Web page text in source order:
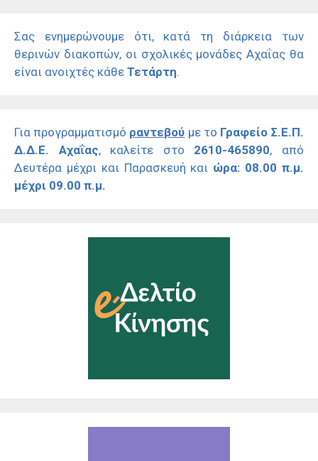
Σας ενημερώνουμε ότι, κατά τη διάρκεια των
θερινών διακοπών, οι σχολικές μονάδες Αχαΐας θα
είναι ανοιχτές κάθε Τετάρτη.
Για προγραμματισμό ραντεβού με το Γραφείο Σ.Ε.Π.
Δ.Δ.Ε. Αχαΐας, καλείτε στο 2610-465890, από
Δευτέρα μέχρι και Παρασκευή και ώρα: 08.00 π.μ.
μέχρι 09.00 π.μ.